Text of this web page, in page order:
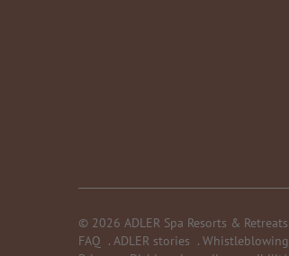
© 2026 ADLER Spa Resorts & Retreats
FAQ . ADLER stories . Whistleblowing